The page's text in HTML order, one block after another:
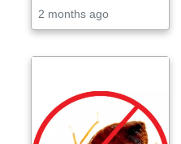
2 months ago